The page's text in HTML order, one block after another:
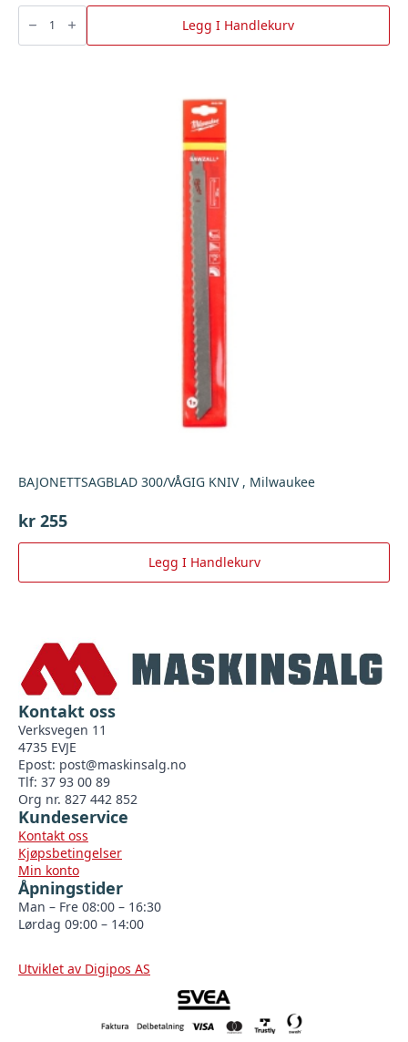
Diamantkappeskive
Uni125X7X2Mm
antall Legg I Handlekurv
BAJONETTSAGBLAD 300/VÅGIG KNIV , Milwaukee
kr 255
Legg I Handlekurv
Kontakt oss
Verksvegen 11
4735 EVJE
Epost: post@maskinsalg.no
Tlf: 37 93 00 89
Org nr. 827 442 852
Kundeservice
Kontakt oss
Kjøpsbetingelser
Min konto
Åpningstider
Man – Fre 08:00 – 16:30
Lørdag 09:00 – 14:00
Utviklet av Digipos AS